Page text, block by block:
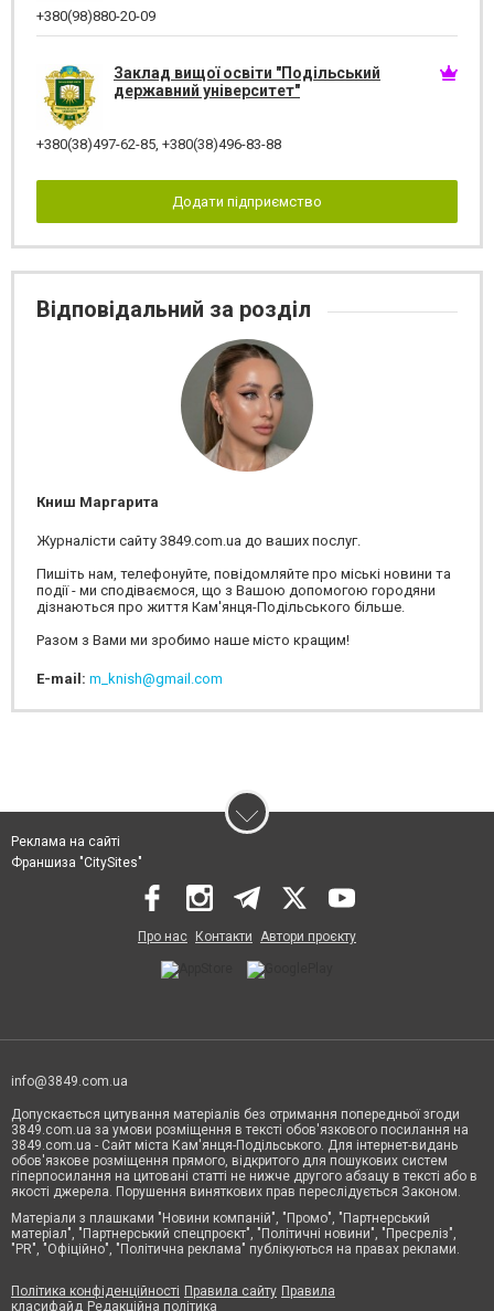
+380(98)880-20-09
Заклад вищої освіти "Подільський
державний університет"
+380(38)497-62-85, +380(38)496-83-88
Додати підприємство
Відповідальний за розділ
Книш Маргарита
Журналісти сайту 3849.com.ua до ваших послуг.
Пишіть нам, телефонуйте, повідомляйте про міські новини та
події - ми сподіваємося, що з Вашою допомогою городяни
дізнаються про життя Кам'янця-Подільського більше.
Разом з Вами ми зробимо наше місто кращим!
E-mail: m_knish@gmail.com
Реклама на сайті
Франшиза "CitySites"
Про нас Контакти Автори проєкту
info@3849.com.ua
Допускається цитування матеріалів без отримання попередньої згоди
3849.com.ua за умови розміщення в тексті обов'язкового посилання на
3849.com.ua - Сайт міста Кам'янця-Подільського. Для інтернет-видань
обов'язкове розміщення прямого, відкритого для пошукових систем
гіперпосилання на цитовані статті не нижче другого абзацу в тексті або в
якості джерела. Порушення виняткових прав переслідується Законом.
Матеріали з плашками "Новини компаній", "Промо", "Партнерський
матеріал", "Партнерський спецпроєкт", "Політичні новини", "Пресреліз",
"PR", "Офіційно", "Політична реклама" публікуються на правах реклами.
Політика конфіденційності Правила сайту Правила
класифайд Редакційна політика